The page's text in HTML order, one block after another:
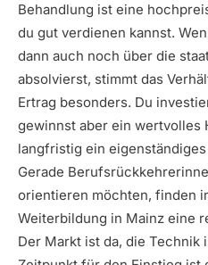
Behandlung ist eine
du gut verdienen kannst.
dann auch noch über die
absolvierst, stimmt das
Ertrag besonders. Du
gewinnst aber ein wertvolles
langfristig ein
Gerade
orientieren möchten, finden
Weiterbildung in Mainz eine
Der Markt ist da, die Technik